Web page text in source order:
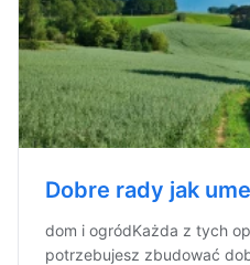
Dobre rady jak
dom i ogródKażda z tych
potrzebujesz zbudować